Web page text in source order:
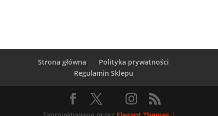
Strona główna
Polityka prywatności
Regulamin Sklepu